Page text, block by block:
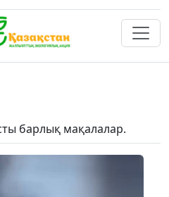
барлық мақалалар.